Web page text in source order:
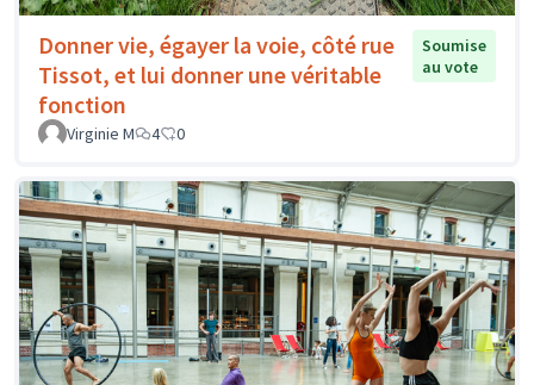
Donner vie, égayer la voie, côté rue
Tissot, et lui donner une véritable
fonction
Soumise
au vote
Virginie M 4 0